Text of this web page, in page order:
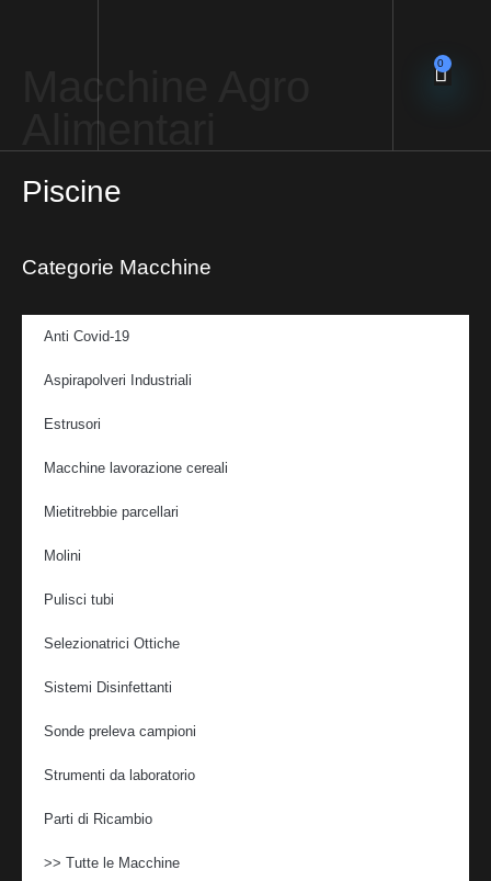
0
Piscine
Categorie Macchine
Anti Covid-19
Aspirapolveri Industriali
Estrusori
Macchine lavorazione cereali
Mietitrebbie parcellari
Molini
Pulisci tubi
Selezionatrici Ottiche
Sistemi Disinfettanti
Sonde preleva campioni
Strumenti da laboratorio
Parti di Ricambio
>> Tutte le Macchine